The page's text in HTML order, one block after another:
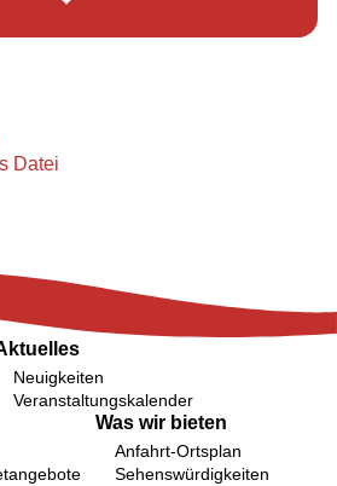
Datei
Neuigkeiten
Veranstaltungskalender
Was wir bieten
Anfahrt-Ortsplan
Sehenswürdigkeiten